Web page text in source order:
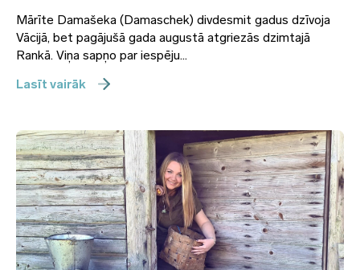
Mārīte Damašeka (Damaschek) divdesmit gadus dzīvoja
Vācijā, bet pagājušā gada augustā atgriezās dzimtajā
Rankā. Viņa sapņo par iespēju...
Lasīt vairāk